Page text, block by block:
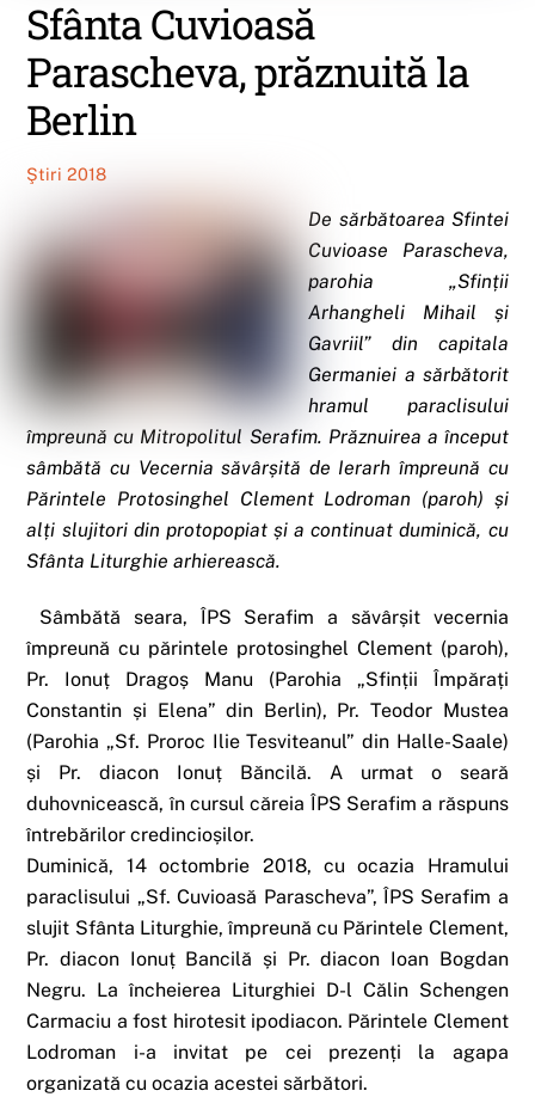
Sfânta Cuvioasă
Parascheva, prăznuită la
Berlin
Ştiri 2018
De sărbătoarea Sfintei
Cuvioase Parascheva,
parohia „Sfinții
Arhangheli Mihail și
Gavriil” din capitala
Germaniei a sărbătorit
hramul paraclisului
împreună cu Mitropolitul Serafim. Prăznuirea a început
sâmbătă cu Vecernia săvârșită de Ierarh împreună cu
Părintele Protosinghel Clement Lodroman (paroh) și
alți slujitori din protopopiat și a continuat duminică, cu
Sfânta Liturghie arhierească.
Sâmbătă seara, ÎPS Serafim a săvârșit vecernia
împreună cu părintele protosinghel Clement (paroh),
Pr. Ionuț Dragoș Manu (Parohia „Sfinții Împărați
Constantin și Elena” din Berlin), Pr. Teodor Mustea
(Parohia„Sf. Proroc Ilie Tesviteanul” din Halle-Saale)
și Pr. diacon Ionuț Băncilă. A urmat o seară
duhovnicească, în cursul căreia ÎPS Serafim a răspuns
întrebărilor credincioșilor.
Duminică, 14 octombrie 2018, cu ocazia Hramului
paraclisului „Sf. Cuvioasă Parascheva”, ÎPS Serafim a
slujit Sfânta Liturghie, împreună cu Părintele Clement,
Pr. diacon Ionuț Bancilă și Pr. diacon Ioan Bogdan
Negru. La încheierea Liturghiei D-l Călin Schengen
Carmaciu a fost hirotesit ipodiacon. Părintele Clement
Lodroman i-a invitat pe cei prezenți la agapa
organizată cu ocazia acestei sărbători.